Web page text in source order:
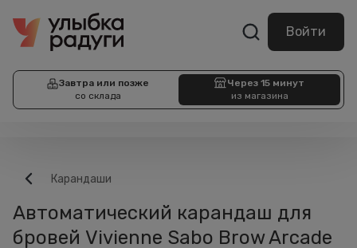
Войти
Завтра или позже
со склада
Через 15 минут
из магазина
Карандаши
Автоматический карандаш для
бровей Vivienne Sabo Brow Arcade